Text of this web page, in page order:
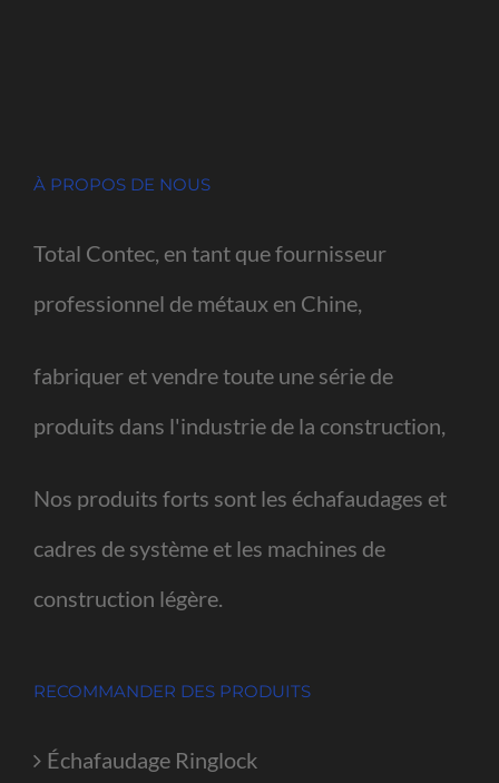
À PROPOS DE NOUS
Total Contec, en tant que fournisseur
professionnel de métaux en Chine,
fabriquer et vendre toute une série de
produits dans l'industrie de la construction,
Nos produits forts sont les échafaudages et
cadres de système et les machines de
construction légère.
RECOMMANDER DES PRODUITS
Échafaudage Ringlock